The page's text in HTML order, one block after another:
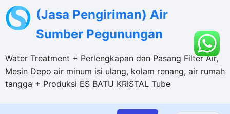
(Jasa Pengiriman) Air
Sumber Pegunungan
Water Treatment + Perlengkapan dan Pasang Filter Air,
Mesin Depo air minum isi ulang, kolam renang, air rumah
tangga + Produksi ES BATU KRISTAL Tube